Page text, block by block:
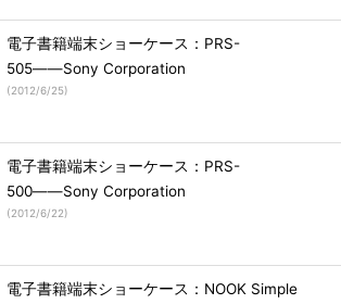
電子書籍端末ショーケース：PRS-
505――Sony Corporation
(2012/6/25)
電子書籍端末ショーケース：PRS-
500――Sony Corporation
(2012/6/22)
電子書籍端末ショーケース：NOOK Simple